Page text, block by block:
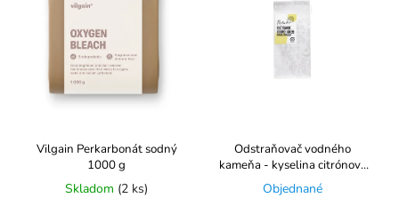
Vilgain Perkarbonát sodný
1000 g
Skladom (2 ks)
Odstraňovač vodného
kameňa - kyselina citrónová
1kg Natasha
Objednané